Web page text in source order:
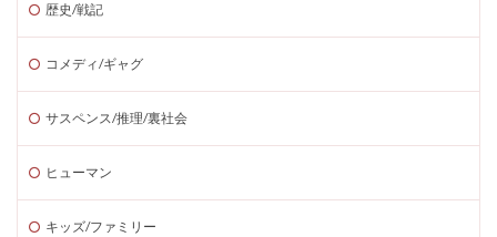
歴史/戦記
コメディ/ギャグ
サスペンス/推理/裏社会
ヒューマン
キッズ/ファミリー